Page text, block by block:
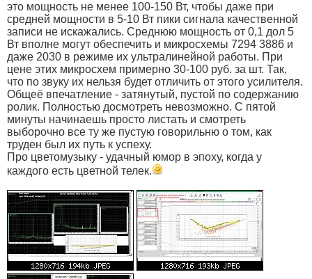
это мощность не менее 100-150 Вт, чтобы даже при
средней мощности в 5-10 Вт пики сигнала качественной
записи не искажались. Среднюю мощность от 0,1 дол 5
Вт вполне могут обеспечить и микросхемы 7294 3886 и
даже 2030 в режиме их ультралинейной работы. При
цене этих микросхем примерно 30-100 руб. за шт. Так,
что по звуку их нельзя будет отличить от этого усилителя.
Общеё впечатление - затянутый, пустой по содержанию
ролик. Полностью досмотреть невозможно. С пятой
минуты начинаешь просто листать и смотреть
выборочно все ту же пустую говорильню о том, как
труден был их путь к успеху.
Про цветомузыку - удачный юмор в эпоху, когда у
каждого есть цветной телек.